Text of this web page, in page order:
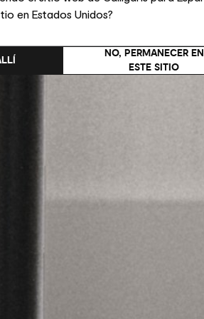
en Estados Unidos?
NO, PERMANECER EN
ESTE SITIO